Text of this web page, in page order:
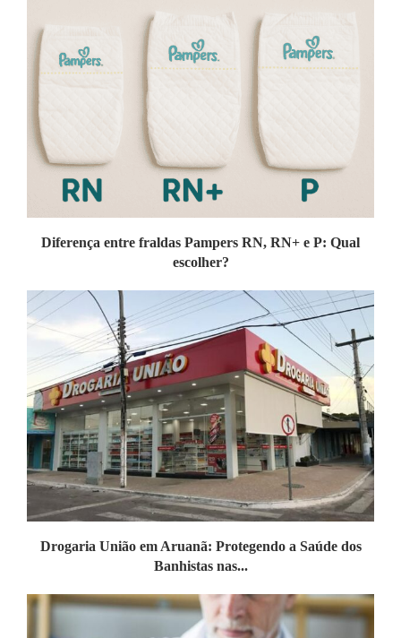
Diferença entre fraldas Pampers RN, RN+ e P: Qual
escolher?
Drogaria União em Aruanã: Protegendo a Saúde dos
Banhistas nas...